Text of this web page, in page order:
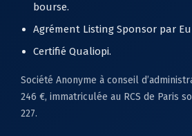
bourse.
Agrément Listing Sponsor par
Certifié Qualiopi.
Société Anonyme à conseil
246 €, immatriculée au RCS de Paris
227.